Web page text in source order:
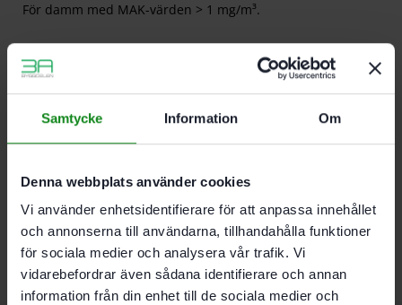
Samtycke Information Om
Denna webbplats använder cookies
Vi använder enhetsidentifierare för att anpassa innehållet
och annonserna till användarna, tillhandahålla funktioner
för sociala medier och analysera vår trafik. Vi
vidarebefordrar även sådana identifierare och annan
information från din enhet till de sociala medier och
För damm med MAK-värden > 1 mg/m³.
Beskrivning Recensioner (0)
Egenskaper
För CTL-SYS
filterfibret ger hög draghållfasthet
SELFCLEAN-filtersäck av vlies